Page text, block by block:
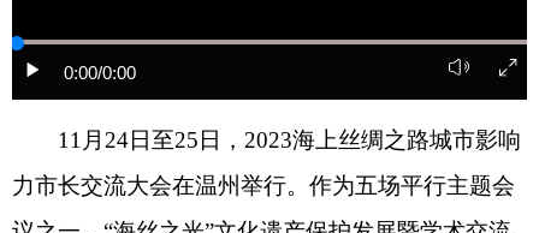
0:00/0:00
11月24日至25日，2023海上丝绸之路城市影响
力市长交流大会在温州举行。作为五场平行主题会